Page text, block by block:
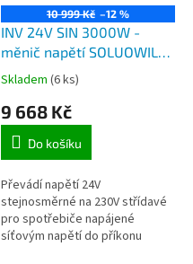
10 999 Kč –12 %
INV 24V SIN 3000W -
měnič napětí SOLUOWILL
z 24V na 230V, výkon
3000W čistá sinusovka
Skladem (6 ks)
9 668 Kč
Do košíku
Převádí napětí 24V
stejnosměrné na 230V střídavé
pro spotřebiče napájené
síťovým napětí do příkonu